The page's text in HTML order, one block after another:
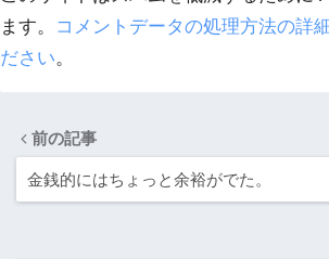
ます。
コメントデータの処理方法の詳
ださい。
前の記事
金銭的にはちょっと余裕がでた。